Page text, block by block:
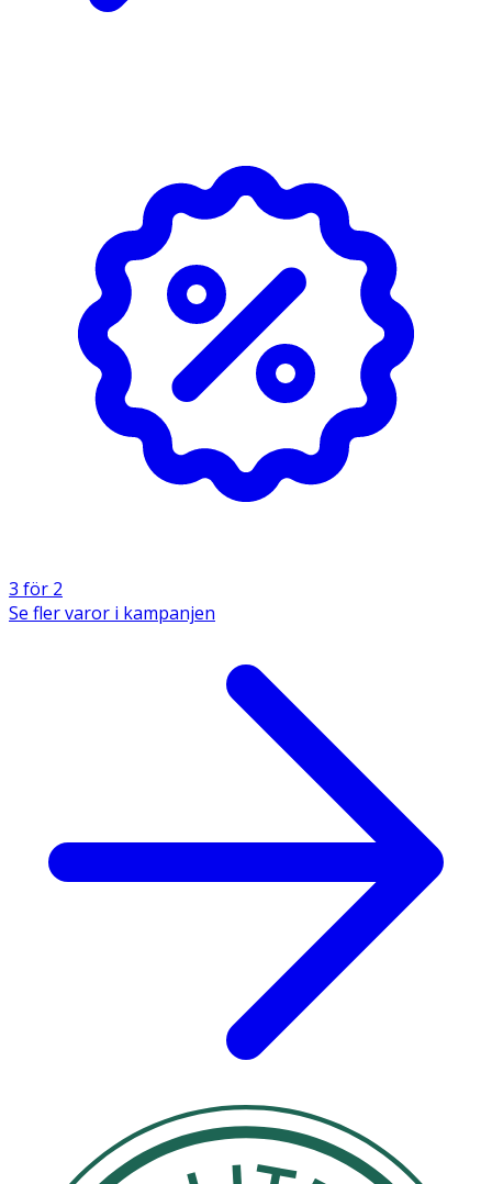
3 för 2
Se fler varor i kampanjen